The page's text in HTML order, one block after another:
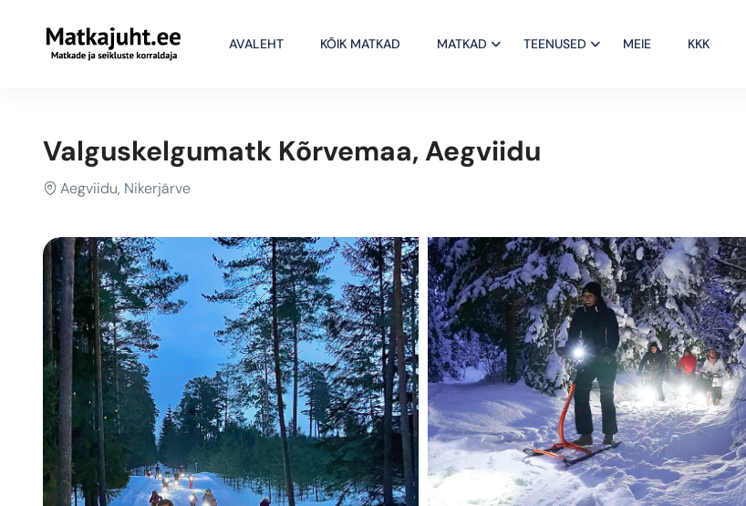
AVALEHT KÕIK MATKAD MATKAD TEENUSED MEIE KKK
Valguskelgumatk Kõrvemaa, Aegviidu
Aegviidu, Nikerjärve